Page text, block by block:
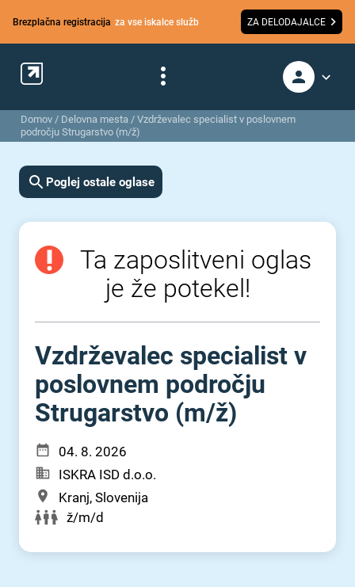
Brezplačna registracija za vse iskalce služb ZA DELODAJALCE
Domov / Delovna mesta / Vzdrževalec specialist v poslovnem
področju Strugarstvo (m/ž)
Poglej ostale oglase
Ta zaposlitveni oglas
je že potekel!
Vzdrževalec specialist v
poslovnem področju
Strugarstvo (m⁠/⁠ž)
04. 8. 2026
ISKRA ISD d.o.o.
Kranj, Slovenija
ž/m/d